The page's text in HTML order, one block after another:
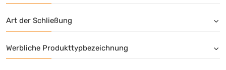
Art der Schließung
Werbliche Produkttypbezeichnung